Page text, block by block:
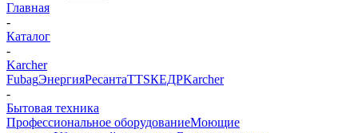
Главная
-
Каталог
-
Karcher
FubagЭнергияРесантаTTSКЕДРKarcher
-
Бытовая техника
Профессиональное оборудованиеМоющие